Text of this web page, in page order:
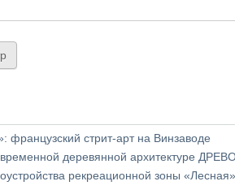
французский стрит-арт на Винзаводе
деревянной архитектуре
рекреационной зоны